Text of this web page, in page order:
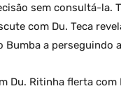
sem consultá-la.
com Du. Teca
Bumba a perseguindo
Du. Ritinha flerta